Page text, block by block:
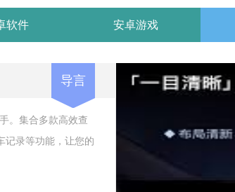
软件 安卓游戏
导言
。集合多款高效查
记录等功能，让您的